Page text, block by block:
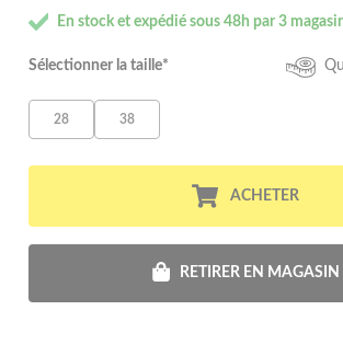
En stock et expédié sous 48h par 3
Sélectionner la taille*
28 38
ACHETER
RETIRER EN MAGASIN